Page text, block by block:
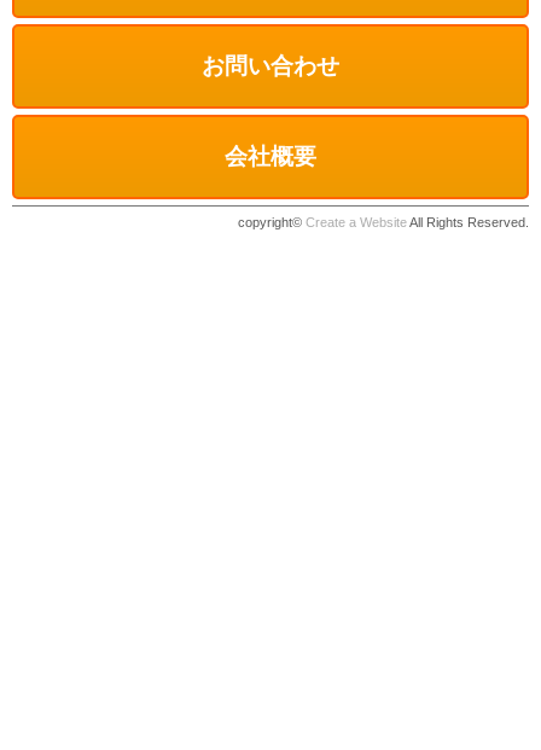
お問い合わせ
会社概要
copyright© Create a WebsiteAll Rights Reserved.